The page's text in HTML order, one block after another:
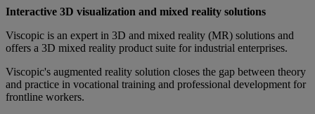
Interactive 3D visualization and mixed reality solutions
Viscopic is an expert in 3D and mixed reality (MR) solutions and
offers a 3D mixed reality product suite for industrial enterprises.
Viscopic's augmented reality solution closes the gap between theory
and practice in vocational training and professional development for
frontline workers.